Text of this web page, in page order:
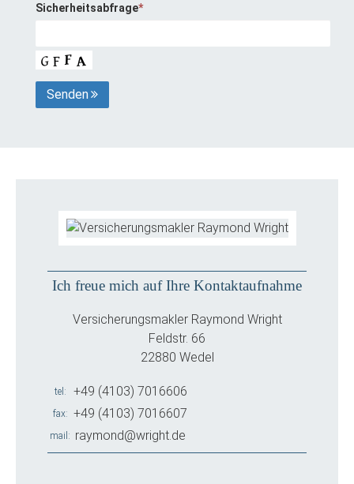
Sicherheitsabfrage*
Senden
Ich freue mich auf Ihre Kontaktaufnahme
Versicherungsmakler Raymond Wright
Feldstr. 66
22880 Wedel
tel +49 (4103) 7016606
fax +49 (4103) 7016607
mail raymond@wright.de